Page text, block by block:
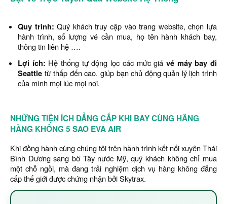
Quy trình:Quý khách truy cập vào trang website, chọn lựa
hành trình, số lượng vé cần mua, họ tên hành khách bay,
thông tin liên hệ ….
Lợi ích: Hệ thống tự động lọc các mức giá vé máy bay đi
Seattle từ thấp đến cao, giúp bạn chủ động quản lý lịch trình
của mình mọi lúc mọi nơi.
NHỮNG TIỆN ÍCH ĐẲNG CẤP KHI BAY CÙNG HÃNG
HÀNG KHÔNG 5 SAO EVA AIR
Khi đồng hành cùng chúng tôi trên hành trình kết nối xuyên Thái
Bình Dương sang bờ Tây nước Mỹ, quý khách không chỉ mua
một chỗ ngồi, mà đang trải nghiệm dịch vụ hàng không đẳng
cấp thế giới được chứng nhận bởi Skytrax.